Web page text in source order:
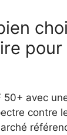
50+ avec
contre